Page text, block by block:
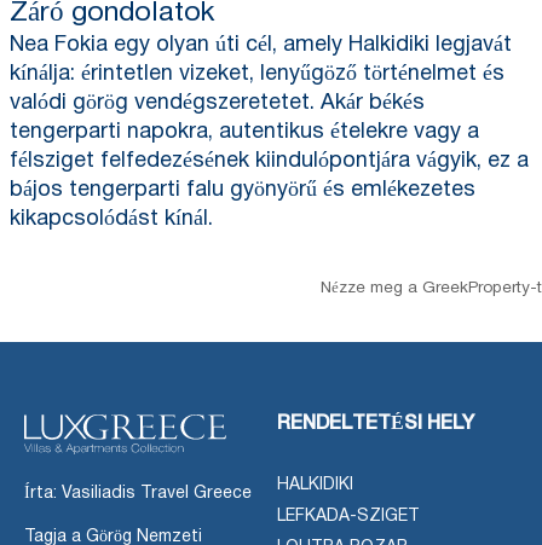
Záró gondolatok
Nea Fokia egy olyan úti cél, amely Halkidiki legjavát
kínálja: érintetlen vizeket, lenyűgöző történelmet és
valódi görög vendégszeretetet. Akár békés
tengerparti napokra, autentikus ételekre vagy a
félsziget felfedezésének kiindulópontjára vágyik, ez a
bájos tengerparti falu gyönyörű és emlékezetes
kikapcsolódást kínál.
Nézze meg a GreekProperty-t
Írta: Vasiliadis Travel Greece
Tagja a Görög Nemzeti
RENDELTETÉSI HELY
HALKIDIKI
LEFKADA-SZIGET